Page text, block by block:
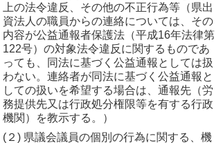
上の法令違反、その他の不正行為等（県出
資法人の職員からの連絡については、その
内容が公益通報者保護法（平成16年法律第
122号）の対象法令違反に関するものであ
っても、同法に基づく公益通報としては扱
わない。連絡者が同法に基づく公益通報と
しての扱いを希望する場合は、通報先（労
務提供先又は行政処分権限等を有する行政
機関）を教示する。）
(２) 県議会議員の個別の行為に関する、機